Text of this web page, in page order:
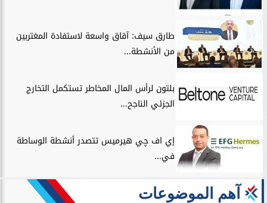
طارق سيف: آقاق واسعة لاستفادة المغتربين
من الأنشطة...
بلتون لرأس المال المخاطر تستكمل التخارج
الجزئي الناجح...
إي اف چي هيرميس تتصدر أنشطة الوساطة
في...
آهم الموضوعات